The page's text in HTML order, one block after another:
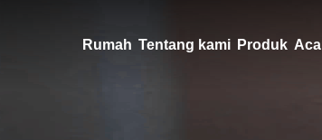
Rumah Tentang kami Produk